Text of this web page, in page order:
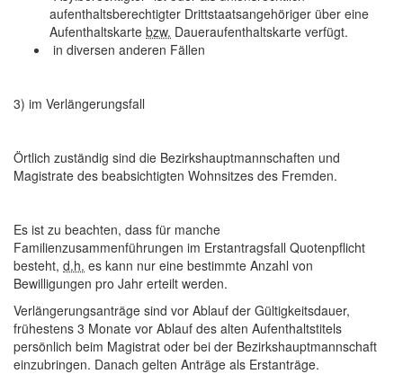
aufenthaltsberechtigter Drittstaatsangehöriger über eine
Aufenthaltskarte bzw. Daueraufenthaltskarte verfügt.
in diversen anderen Fällen
3) im Verlängerungsfall
Örtlich zuständig sind die Bezirkshauptmannschaften und
Magistrate des beabsichtigten Wohnsitzes des Fremden.
Es ist zu beachten, dass für manche
Familienzusammenführungen im Erstantragsfall Quotenpflicht
besteht, d.h. es kann nur eine bestimmte Anzahl von
Bewilligungen pro Jahr erteilt werden.
Verlängerungsanträge sind vor Ablauf der Gültigkeitsdauer,
frühestens 3 Monate vor Ablauf des alten Aufenthaltstitels
persönlich beim Magistrat oder bei der Bezirkshauptmannschaft
einzubringen. Danach gelten Anträge als Erstanträge.